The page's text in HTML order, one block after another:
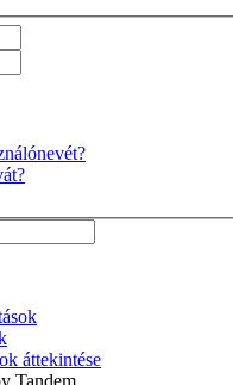
áttekintése
Tandem